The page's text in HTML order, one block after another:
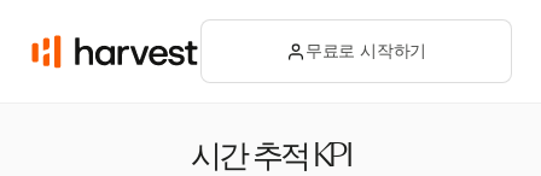
무료로 시작하기
시간 추적 KPI